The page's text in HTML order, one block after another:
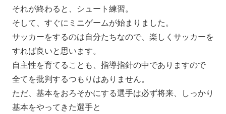
それが終わると、シュート練習。
そして、すぐにミニゲームが始まりました。
サッカーをするのは自分たちなので、楽しくサッカーを
すれば良いと思います。
自主性を育てることも、指導指針の中でありますので
全てを批判するつもりはありません。
ただ、基本をおろそかにする選手は必ず将来、しっかり
基本をやってきた選手と